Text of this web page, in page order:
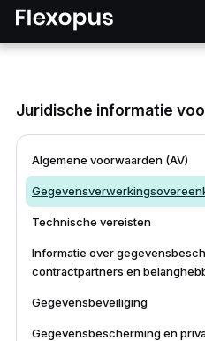
Juridische informatie
Algemene voorwaarden (AV)
Technische vereisten
Informatie over
contractpartners en
Gegevensbeveiliging
Gegevensbescherming en